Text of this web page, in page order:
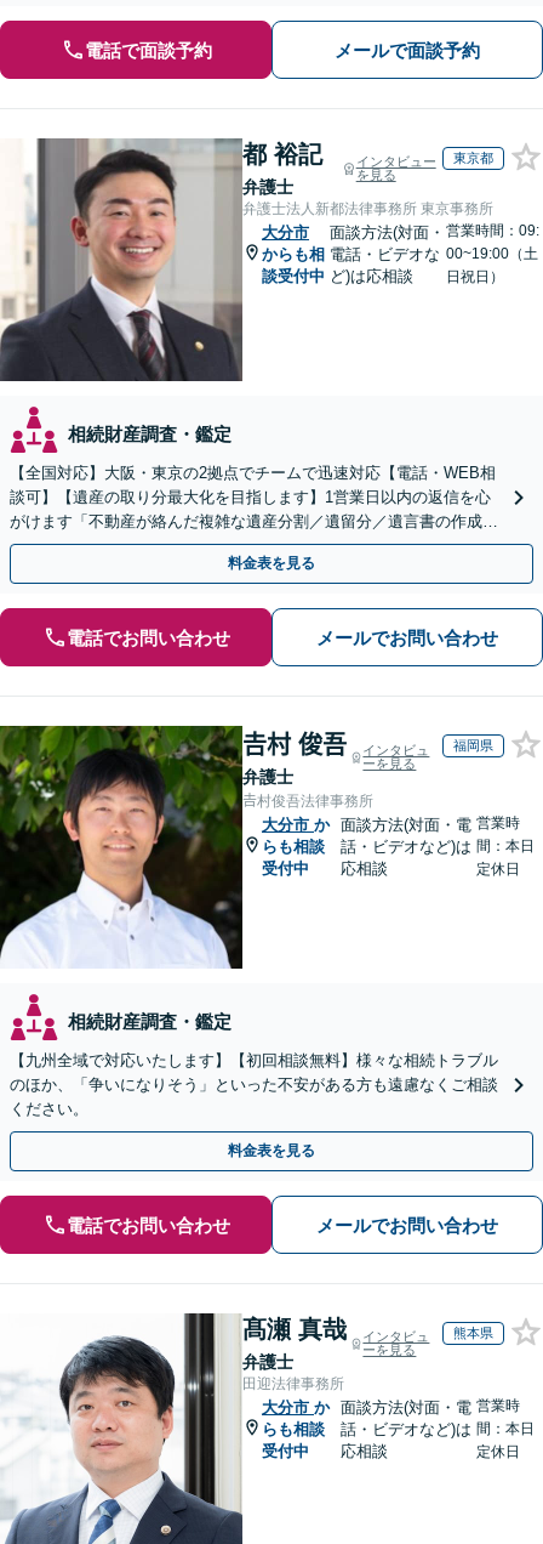
電話で面談予約 メールで面談予約
都 裕記
弁護士
インタビュー
を見る
東京都
弁護士法人新都法律事務所 東京事務所
大分市
からも相
談受付中
面談方法(対面・
電話・ビデオな
ど)は応相談
営業時間：09:
00~19:00（土
日祝日）
相続財産調査・鑑定
【全国対応】大阪・東京の2拠点でチームで迅速対応【電話・WEB相
談可】【遺産の取り分最大化を目指します】1営業日以内の返信を心
がけます「不動産が絡んだ複雑な遺産分割／遺留分／遺言書の作成・
執行／事業承継など、お任せください」【休日相談あり】
料金表を見る
電話でお問い合わせ メールでお問い合わせ
𠮷村 俊吾
弁護士
インタビュ
ーを見る
福岡県
𠮷村俊吾法律事務所
大分市 か
らも相談
受付中
面談方法(対面・電
話・ビデオなど)は
応相談
営業時
間：本日
定休日
相続財産調査・鑑定
【九州全域で対応いたします】【初回相談無料】様々な相続トラブル
のほか、「争いになりそう」といった不安がある方も遠慮なくご相談
ください。
料金表を見る
電話でお問い合わせ メールでお問い合わせ
髙瀬 真哉
弁護士
インタビュ
ーを見る
熊本県
田迎法律事務所
大分市 か
らも相談
受付中
面談方法(対面・電
話・ビデオなど)は
応相談
営業時
間：本日
定休日